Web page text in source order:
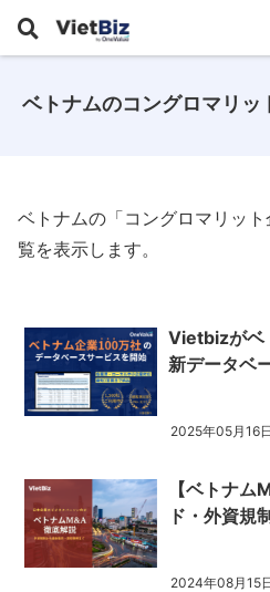
ベトナムのコングロマリッ
ベトナムの「コングロマリッ
覧を表示します。
Vietbizがベ
新データベ
2025年05月16日
【ベトナ
ド・外資規
2024年08月15